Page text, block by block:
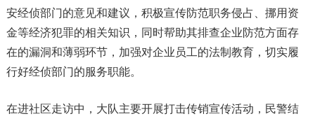
安经侦部门的意见和建议，积极宣传防范职务侵占、挪用资
金等经济犯罪的相关知识，同时帮助其排查企业防范方面存
在的漏洞和薄弱环节，加强对企业员工的法制教育，切实履
行好经侦部门的服务职能。
在进社区走访中，大队主要开展打击传销宣传活动，民警结